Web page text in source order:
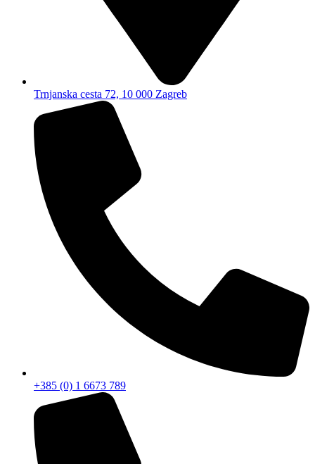
Trnjanska cesta 72, 10 000 Zagreb
+385 (0) 1 6673 789